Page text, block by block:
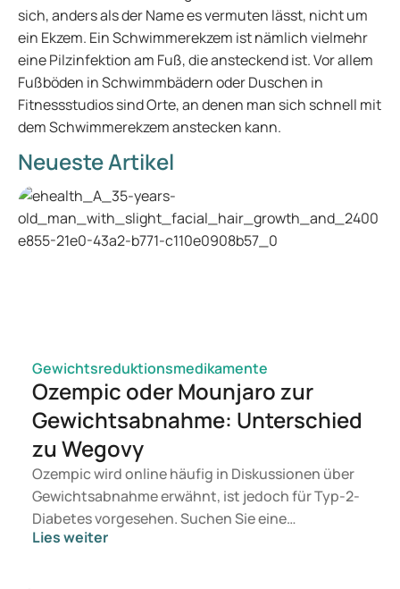
sich, anders als der Name es vermuten lässt, nicht um
ein Ekzem. Ein Schwimmerekzem ist nämlich vielmehr
eine Pilzinfektion am Fuß, die ansteckend ist. Vor allem
Fußböden in Schwimmbädern oder Duschen in
Fitnessstudios sind Orte, an denen man sich schnell mit
dem Schwimmerekzem anstecken kann.
Neueste Artikel
Gewichtsreduktionsmedikamente
Ozempic oder Mounjaro zur
Gewichtsabnahme: Unterschied
zu Wegovy
Ozempic wird online häufig in Diskussionen über
Gewichtsabnahme erwähnt, ist jedoch für Typ-2-
Diabetes vorgesehen. Suchen Sie eine
Behandlung zur Gewichtskontrolle, kommen eher
Lies weiter